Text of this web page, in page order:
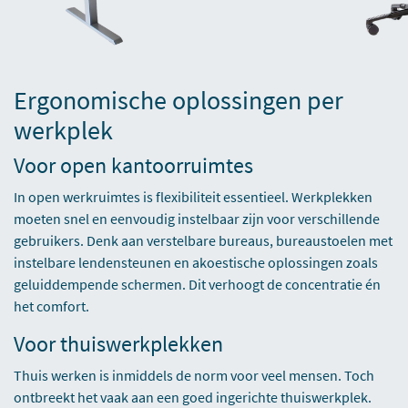
Ergonomische oplossingen per
werkplek
Voor open kantoorruimtes
In open werkruimtes is flexibiliteit essentieel. Werkplekken
moeten snel en eenvoudig instelbaar zijn voor verschillende
gebruikers. Denk aan verstelbare bureaus, bureaustoelen met
instelbare lendensteunen en akoestische oplossingen zoals
geluiddempende schermen. Dit verhoogt de concentratie én
het comfort.
Voor thuiswerkplekken
Thuis werken is inmiddels de norm voor veel mensen. Toch
ontbreekt het vaak aan een goed ingerichte thuiswerkplek.